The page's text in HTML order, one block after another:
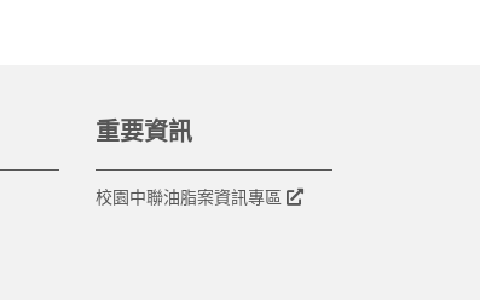
重要資訊
校園中聯油脂案資訊專區